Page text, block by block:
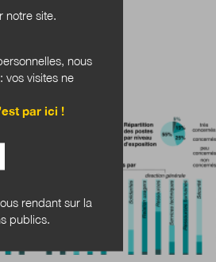
site.
nous
vos visites ne
par ici !
rendant sur la
publics.